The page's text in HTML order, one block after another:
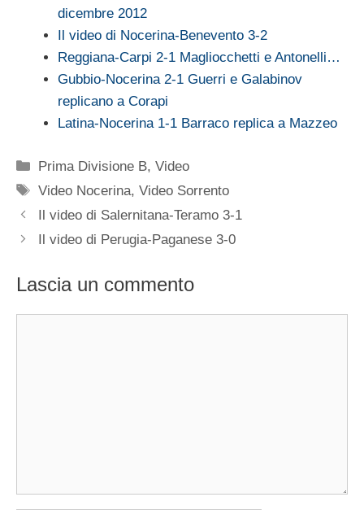
dicembre 2012
Il video di Nocerina-Benevento 3-2
Reggiana-Carpi 2-1 Magliocchetti e Antonelli…
Gubbio-Nocerina 2-1 Guerri e Galabinov
replicano a Corapi
Latina-Nocerina 1-1 Barraco replica a Mazzeo
Categorie
Prima Divisione B,Video
Tag
Video Nocerina,Video Sorrento
Il video di Salernitana-Teramo 3-1
Il video di Perugia-Paganese 3-0
Lascia un commento